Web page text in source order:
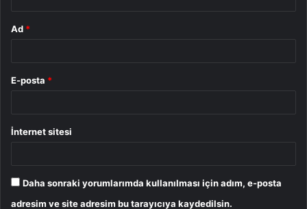
Ad *
E-posta *
İnternet sitesi
Daha sonraki yorumlarımda kullanılması için adım, e-posta
adresim ve site adresim bu tarayıcıya kaydedilsin.